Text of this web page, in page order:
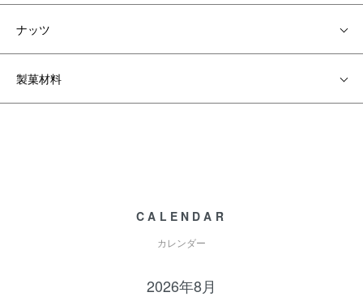
ナッツ
製菓材料
CALENDAR
カレンダー
2026年8月